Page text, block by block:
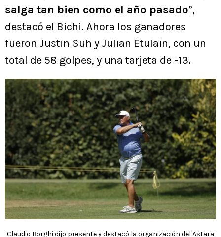
salga tan bien como el año pasado”,
destacó el Bichi. Ahora los ganadores
fueron Justin Suh y Julian Etulain, con un
total de 58 golpes, y una tarjeta de -13.
Claudio Borghi dijo presente y destacó la organización del Astara